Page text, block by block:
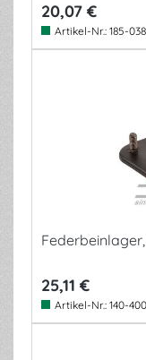
20,07 €
Artikel-Nr.: 185-
25,11 €
Artikel-Nr.: 140-